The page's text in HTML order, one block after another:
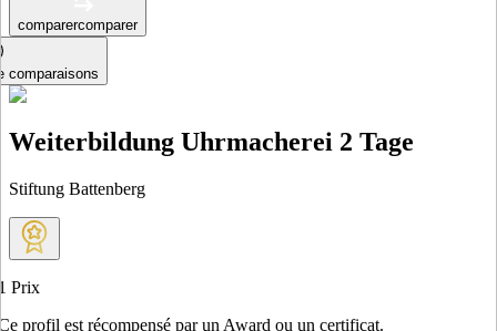
comparercomparer
comparaisons
Weiterbildung Uhrmacherei 2 Tage
Stiftung Battenberg
Prix
profil est récompensé par un Award ou un certificat.